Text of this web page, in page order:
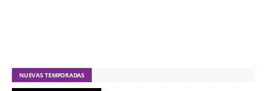
NUEVAS TEMPORADAS